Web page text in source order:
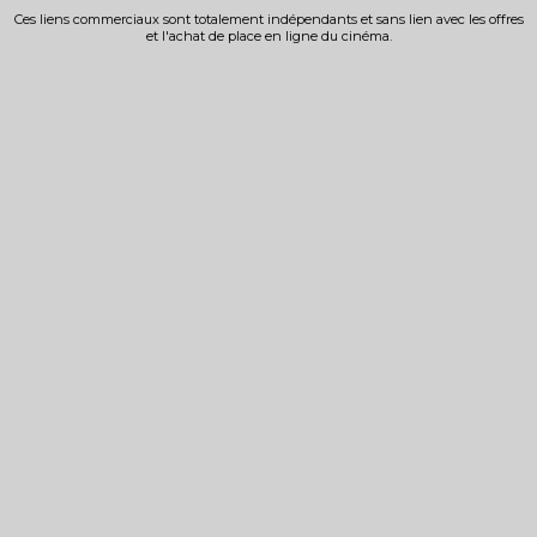
Ces liens commerciaux sont totalement indépendants et sans lien avec les offres
et l'achat de place en ligne du cinéma.